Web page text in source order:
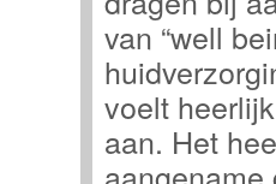
van “well
voelt
aan. Het